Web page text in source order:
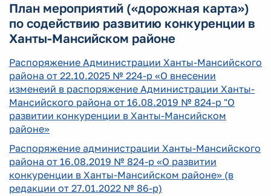
План мероприятий («дорожная карта»)
по содействию развитию конкуренции в
Ханты-Мансийском районе
Распоряжение Администрации Ханты-Мансийского
района от 22.10.2025 № 224-р «О внесении
изменеий в распоряжение Администрации Ханты-
Мансийского района от 16.08.2019 № 824-р "О
развитии конкуренции в Ханты-Мансийском
районе»
Распоряжение администрации Ханты-Мансийского
района от 16.08.2019 № 824-р «О развитии
конкуренции в Ханты-Мансийском районе» (в
редакции от 27.01.2022 № 86-р)